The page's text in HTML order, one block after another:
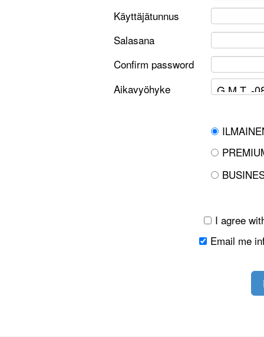
Käyttäjätunnus
Salasana
Confirm password
Aikavyöhyke
I agree
Email me